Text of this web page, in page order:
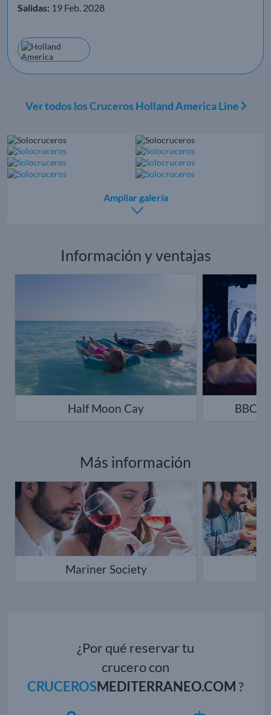
Salidas: 19 Feb. 2028
Ver todos los Cruceros Holland America Line
Ampliar galería
Información y ventajas
Half Moon Cay BBC
Más información
Mariner Society
¿Por qué reservar tu
crucero con
CRUCEROSMEDITERRANEO.COM?